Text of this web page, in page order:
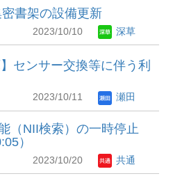
書架の設備更新
2023/10/10 深草
センサー交換等に伴う利
2023/10/11 瀬田
（NII検索）の一時停止
）
2023/10/20 共通